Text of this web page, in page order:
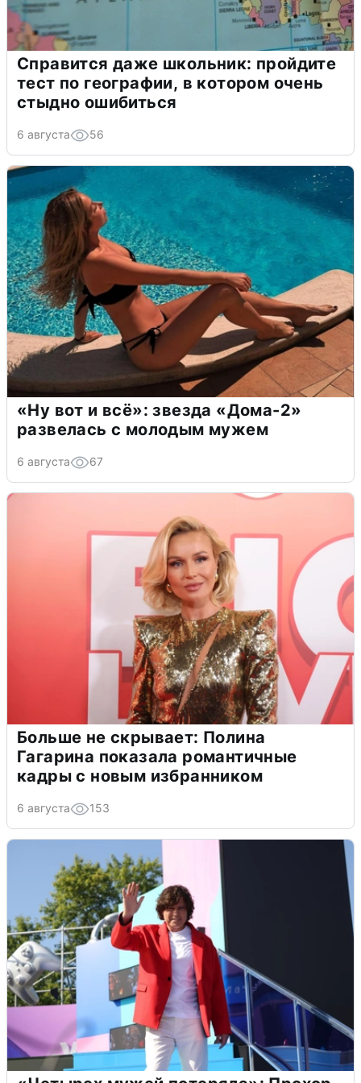
Справится даже школьник: пройдите
тест по географии, в котором очень
стыдно ошибиться
6 августа 56
«Ну вот и всё»: звезда «Дома-2»
развелась с молодым мужем
6 августа 67
Больше не скрывает: Полина
Гагарина показала романтичные
кадры с новым избранником
6 августа 153